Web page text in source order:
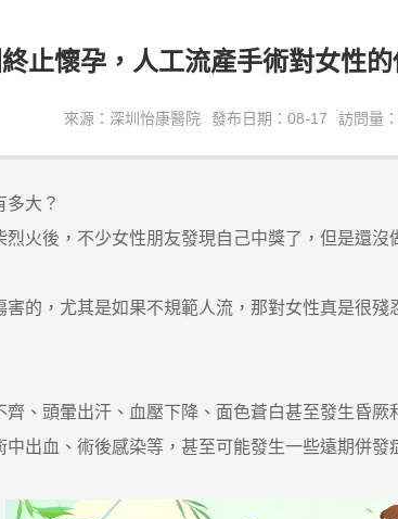
止懷孕，人工流產手術對女性的
來源：深圳怡康醫院 發布日期：08-17 訪問量
多大？
後，不少女性朋友發現自己中獎了，但是還沒
，尤其是如果不規範人流，那對女性真是很殘
頭暈出汗、血壓下降、面色蒼白甚至發生昏厥
血、術後感染等，甚至可能發生一些遠期併發